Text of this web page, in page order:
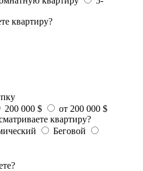
квартиру?
200 000 $
от 200 000 $
квартиру?
Беговой